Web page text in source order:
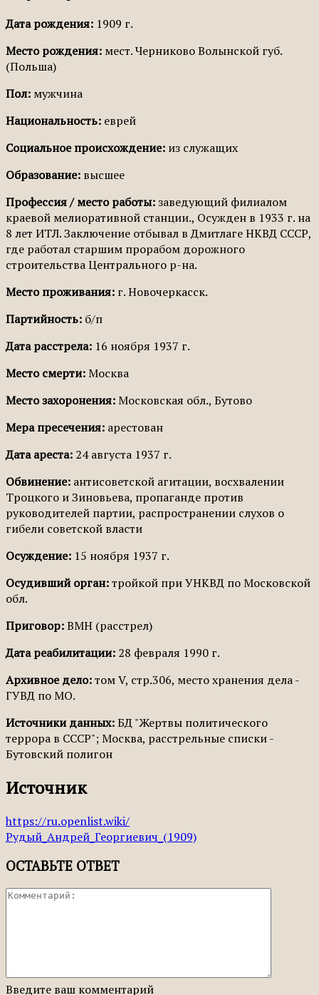
Дата рождения: 1909 г.
Место рождения: мест. Черниково Волынской губ.
(Польша)
Пол: мужчина
Национальность: еврей
Социальное происхождение: из служащих
Образование: высшее
Профессия / место работы:заведующий филиалом
краевой мелиоративной станции., Осужден в 1933 г. на
8 лет ИТЛ. Заключение отбывал в Дмитлаге НКВД СССР,
где работал старшим прорабом дорожного
строительства Центрального р-на.
Место проживания: г. Новочеркасск.
Партийность: б/п
Дата расстрела: 16 ноября 1937 г.
Место смерти:Москва
Место захоронения:Московская обл., Бутово
Мера пресечения: арестован
Дата ареста: 24 августа 1937 г.
Обвинение: антисоветской агитации, восхвалении
Троцкого и Зиновьева, пропаганде против
руководителей партии, распространении слухов о
гибели советской власти
Осуждение: 15 ноября 1937 г.
Осудивший орган:тройкой при УНКВД по Московской
обл.
Приговор:ВМН (расстрел)
Дата реабилитации: 28 февраля 1990 г.
Архивное дело:том V, стр.306, место хранения дела -
ГУВД по МО.
Источники данных:БД "Жертвы политического
террора в СССР"; Москва, расстрельные списки -
Бутовский полигон
Источник
https://ru.openlist.wiki/
Рудый_Андрей_Георгиевич_(1909)
ОСТАВЬТЕ ОТВЕТ
Введите ваш комментарий